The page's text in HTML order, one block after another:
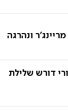
7: ואטורי דורש שלילת